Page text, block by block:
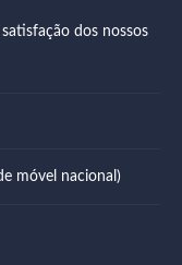
dos nossos
móvel nacional)